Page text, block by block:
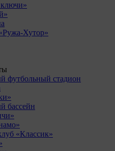
Хутор»
футбольный стадион
бассейн
«Классик»